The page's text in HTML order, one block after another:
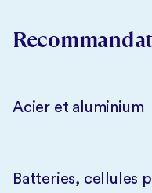
Acier et aluminium
Batteries, cellules